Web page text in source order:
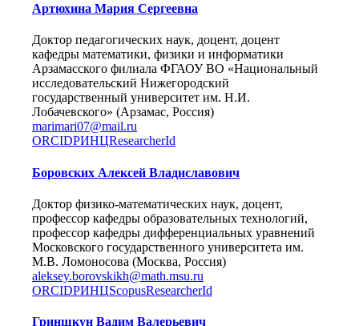
Артюхина Мария Сергеевна
Доктор педагогических наук, доцент, доцент
кафедры математики, физики и информатики
Арзамасского филиала ФГАОУ ВО «Национальный
исследовательский Нижегородский
государственный университет им. Н.И.
Лобачевского» (Арзамас, Россия)
marimari07@mail.ru
ORCIDРИНЦResearcherId
Боровских Алексей Владиславович
Доктор физико-математических наук, доцент,
профессор кафедры образовательных технологий,
профессор кафедры дифференциальных уравнений
Московского государственного университета им.
М.В. Ломоносова (Москва, Россия)
aleksey.borovskikh@math.msu.ru
ORCIDРИНЦScopusResearcherId
Гриншкун Вадим Валерьевич